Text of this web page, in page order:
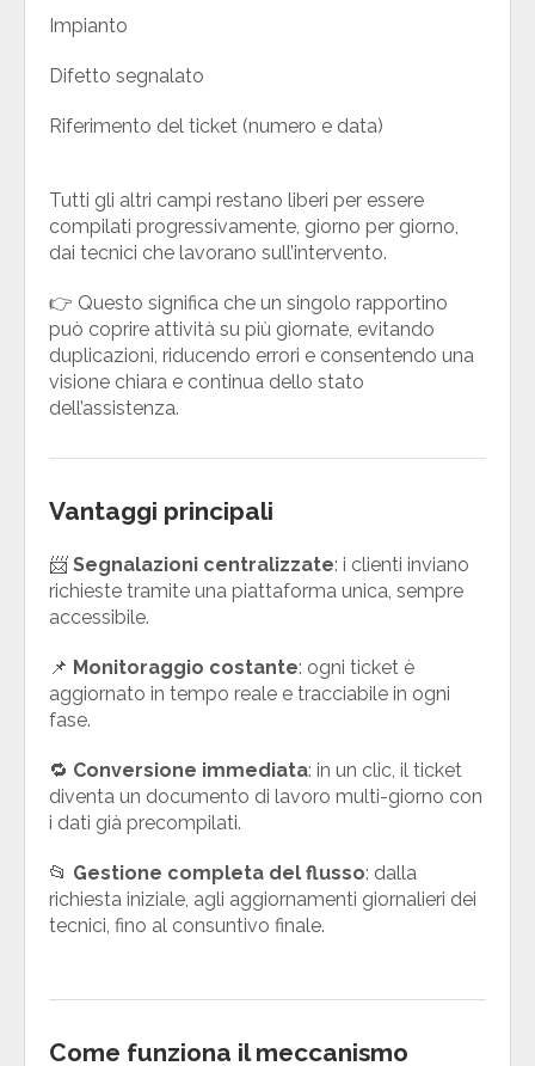
Impianto
Difetto segnalato
Riferimento del ticket (numero e data)
Tutti gli altri campi restano liberi per essere
compilati progressivamente, giorno per giorno,
dai tecnici che lavorano sull’intervento.
👉 Questo significa che un singolo rapportino
può coprire attività su più giornate, evitando
duplicazioni, riducendo errori e consentendo una
visione chiara e continua dello stato
dell’assistenza.
Vantaggi principali
📨 Segnalazioni centralizzate: i clienti inviano
richieste tramite una piattaforma unica, sempre
accessibile.
📌 Monitoraggio costante: ogni ticket è
aggiornato in tempo reale e tracciabile in ogni
fase.
🔁 Conversione immediata: in un clic, il ticket
diventa un documento di lavoro multi-giorno con
i dati già precompilati.
📂 Gestione completa del flusso: dalla
richiesta iniziale, agli aggiornamenti giornalieri dei
tecnici, fino al consuntivo finale.
Come funziona il meccanismo